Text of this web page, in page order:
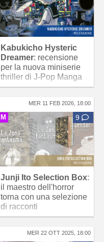
Kabukicho Hysteric
Dreamer: recensione
per la nuova miniserie
thriller di J-Pop Manga
MER 11 FEB 2026, 18:00
M 9
Junji Ito Selection Box:
il maestro dell'horror
torna con una selezione
di racconti
MER 22 OTT 2025, 18:00